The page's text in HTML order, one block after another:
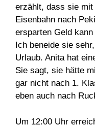
erzählt, dass sie
Eisenbahn nach
ersparten Geld
Ich beneide sie
Urlaub. Anita hat
Sie sagt, sie hätte
gar nicht nach 1.
eben auch nach
Um 12:00 Uhr